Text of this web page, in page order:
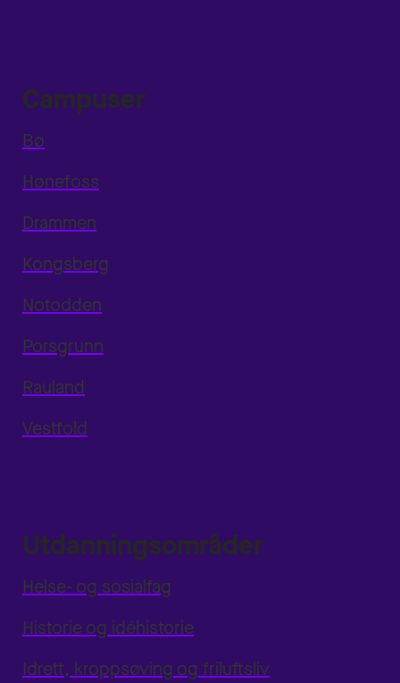
Campuser
Bø
Hønefoss
Drammen
Kongsberg
Notodden
Porsgrunn
Rauland
Vestfold
Utdanningsområder
Helse- og sosialfag
Historie og idéhistorie
Idrett, kroppsøving og friluftsliv